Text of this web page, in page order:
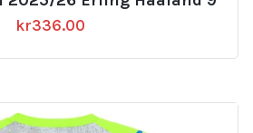
kr336.00